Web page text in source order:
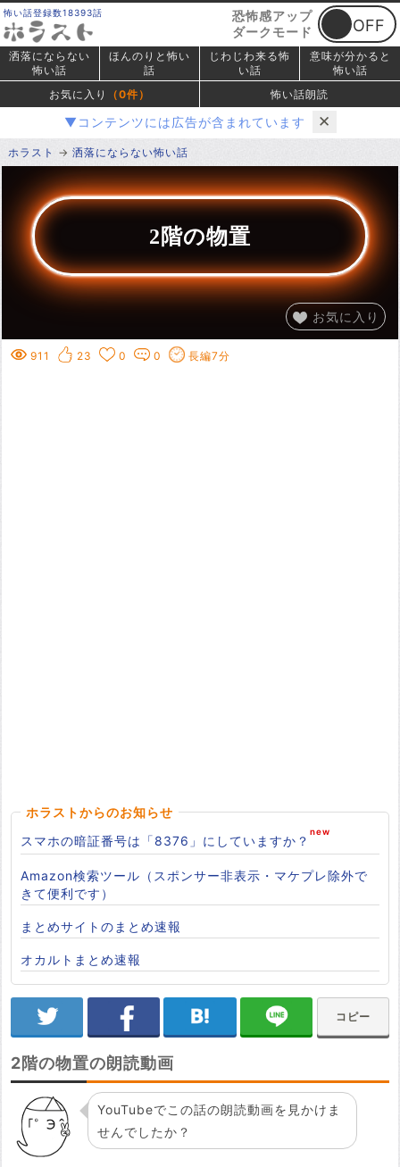
怖い話登録数18393話
恐怖感アップ
ダークモード
洒落にならない
怖い話
ほんのりと怖い
話
じわじわ来る怖
い話
意味が分かると
怖い話
お気に入り
（0件） 怖い話朗読
▼コンテンツには広告が含まれています ✕
ホラスト 洒落にならない怖い話
2階の物置
お気に入り
911 23 0 0 長編7分
ホラストからのお知らせ
スマホの暗証番号は「8376」にしていますか？
Amazon検索ツール（スポンサー非表示・マケプレ除外で
きて便利です）
まとめサイトのまとめ速報
オカルトまとめ速報
コピー
2階の物置の朗読動画
YouTubeでこの話の朗読動画を見かけま
せんでしたか？